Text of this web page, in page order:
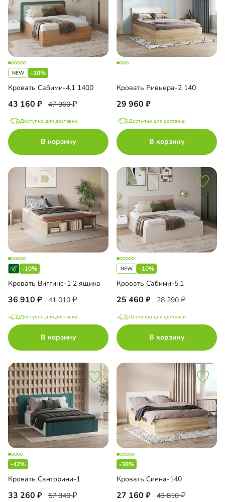
-10%
Кровать Сабими-4.1 1400
43 160 47 960
Доступно для доставки
В корзину
Кровать Ривьера-2 140
29 960
Доступно для доставки
В корзину
-10%
Кровать Виггинс-1 2 ящика
36 910 41 010
Доступно для доставки
В корзину
-10%
Кровать Сабими-5.1
25 460 28 290
Доступно для доставки
В корзину
-42%
Кровать Санторини-1
33 260 57 340
-38%
Кровать Сиена-140
27 160 43 810